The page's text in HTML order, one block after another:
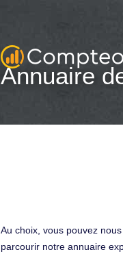
Annuaire
Au choix, vous pouvez
parcourir notre annuaire